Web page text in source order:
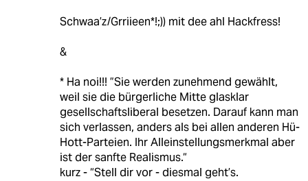
Schwaa’z/Grriieen*!;)) mit dee ahl Hackfress!
&
* Ha noi!!! ”Sie werden zunehmend gewählt,
weil sie die bürgerliche Mitte glasklar
gesellschaftsliberal besetzen. Darauf kann man
sich verlassen, anders als bei allen anderen Hü-
Hott-Parteien. Ihr Alleinstellungsmerkmal aber
ist der sanfte Realismus.“
kurz - “Stell dir vor - diesmal geht’s.